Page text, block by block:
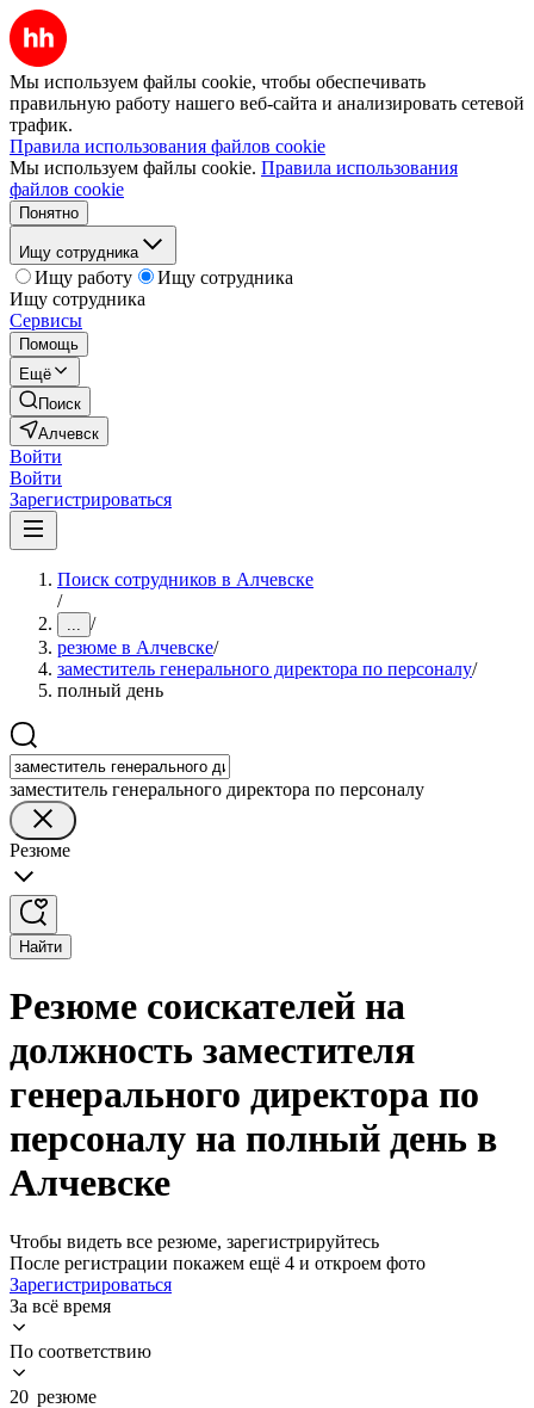
Мы используем файлы cookie, чтобы обеспечивать
правильную работу нашего веб-сайта и анализировать сетевой
трафик.
Правила использования файлов cookie
Мы используем файлы cookie. Правила использования
файлов cookie
Понятно
Ищу сотрудника
Ищу работу
Ищу сотрудника
Ищу сотрудника
Сервисы
Помощь
Ещё
Поиск
Алчевск
Войти
Войти
Зарегистрироваться
Поиск сотрудников в Алчевске
/
... /
резюме в Алчевске/
заместитель генерального директора по персоналу/
полный день
заместитель генерального директора по персоналу
Резюме
Найти
Резюме соискателей на
должность заместителя
генерального директора по
персоналу на полный день в
Алчевске
Чтобы видеть все резюме, зарегистрируйтесь
После регистрации покажем ещё 4 и откроем фото
Зарегистрироваться
За всё время
По соответствию
20 резюме